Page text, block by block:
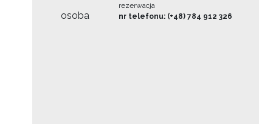
osoba
rezerwacja
nr telefonu: (+48) 784 912 326